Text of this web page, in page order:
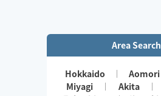
Area Search
Hokkaido Aomori
Miyagi
Akita